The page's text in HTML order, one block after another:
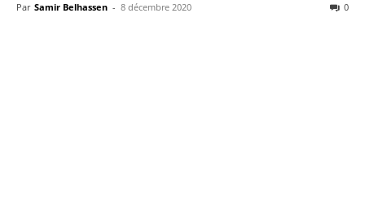
Par Samir Belhassen - 8 décembre 2020 0